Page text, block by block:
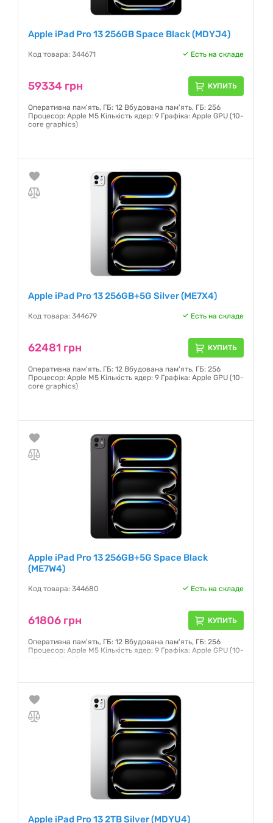
Apple iPad Pro 13 256GB Space Black (MDYJ4)
Код товара: 344671 Есть на складе
59334 грн КУПИТЬ
Оперативна пам'ять, ГБ: 12 Вбудована пам'ять, ГБ: 256
Процесор: Apple M5 Кількість ядер: 9 Графіка: Apple GPU (10-
core graphics)
Apple iPad Pro 13 256GB+5G Silver (ME7X4)
Код товара: 344679 Есть на складе
62481 грн КУПИТЬ
Оперативна пам'ять, ГБ: 12 Вбудована пам'ять, ГБ: 256
Процесор: Apple M5 Кількість ядер: 9 Графіка: Apple GPU (10-
core graphics)
Apple iPad Pro 13 256GB+5G Space Black
(ME7W4)
Код товара: 344680 Есть на складе
61806 грн КУПИТЬ
Оперативна пам'ять, ГБ: 12 Вбудована пам'ять, ГБ: 256
Процесор: Apple M5 Кількість ядер: 9 Графіка: Apple GPU (10-
core graphics)
Apple iPad Pro 13 2TB Silver (MDYU4)